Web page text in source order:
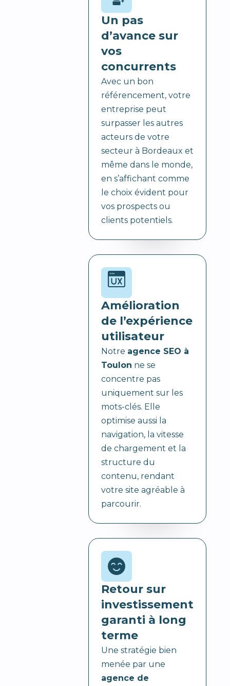
Un pas
d’avance sur
vos
concurrents
Avec un bon
référencement, votre
entreprise peut
surpasser les autres
acteurs de votre
secteur à Bordeaux et
même dans le monde,
en s’affichant comme
le choix évident pour
vos prospects ou
clients potentiels.
Amélioration
de l’expérience
utilisateur
Notre agence SEO à
Toulon ne se
concentre pas
uniquement sur les
mots-clés. Elle
optimise aussi la
navigation, la vitesse
de chargement et la
structure du
contenu, rendant
votre site agréable à
parcourir.
Retour sur
investissement
garanti à long
terme
Une stratégie bien
menée par une
agence de